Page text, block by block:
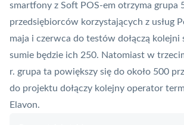
smartfony z Soft POS-em otrzyma grupa
przedsiębiorców korzystających z usług
maja i czerwca do testów dołączą kolejni
sumie będzie ich 250. Natomiast w
r. grupa ta powiększy się do około 500
do projektu dołączy kolejny operator
Elavon.